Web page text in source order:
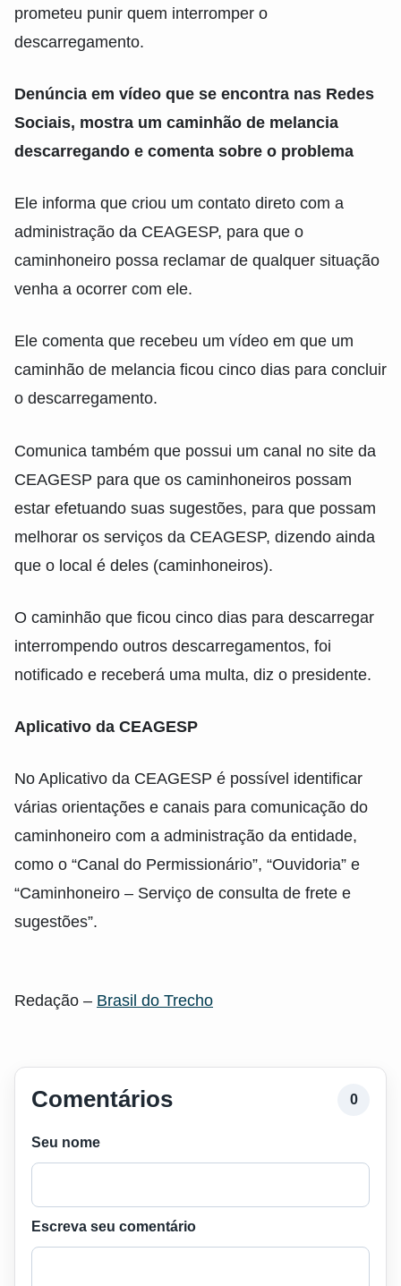
prometeu punir quem interromper o
descarregamento.
Denúncia em vídeo que se encontra nas Redes
Sociais, mostra um caminhão de melancia
descarregando e comenta sobre o problema
Ele informa que criou um contato direto com a
administração da CEAGESP, para que o
caminhoneiro possa reclamar de qualquer situação
venha a ocorrer com ele.
Ele comenta que recebeu um vídeo em que um
caminhão de melancia ficou cinco dias para concluir
o descarregamento.
Comunica também que possui um canal no site da
CEAGESP para que os caminhoneiros possam
estar efetuando suas sugestões, para que possam
melhorar os serviços da CEAGESP, dizendo ainda
que o local é deles (caminhoneiros).
O caminhão que ficou cinco dias para descarregar
interrompendo outros descarregamentos, foi
notificado e receberá uma multa, diz o presidente.
Aplicativo da CEAGESP
No Aplicativo da CEAGESP é possível identificar
várias orientações e canais para comunicação do
caminhoneiro com a administração da entidade,
como o “Canal do Permissionário”, “Ouvidoria” e
“Caminhoneiro – Serviço de consulta de frete e
sugestões”.
Redação – Brasil do Trecho
Comentários 0
Seu nome
Escreva seu comentário